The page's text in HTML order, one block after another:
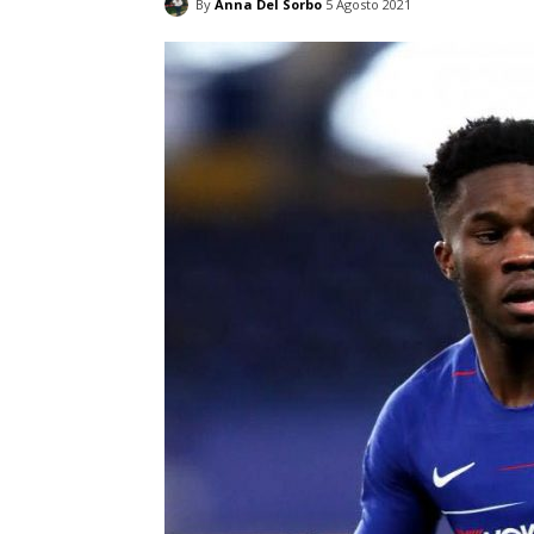
By Anna Del Sorbo 5 Agosto 2021